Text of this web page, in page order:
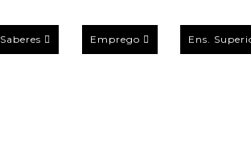
Saberes Emprego Ens.